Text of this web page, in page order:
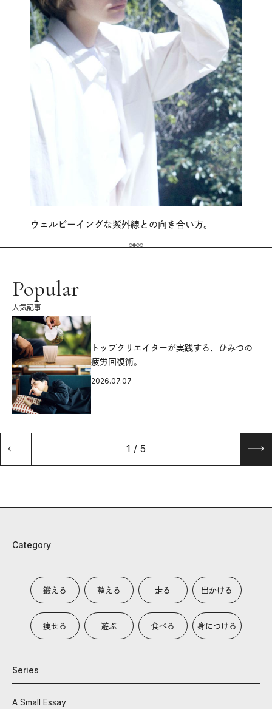
ウェルビーイングな紫外線との向き合い方。
Popular
人気記事
トップクリエイターが実践する、ひみつの
疲労回復術。
2026.07.07
1 / 5
Category
鍛える 整える 走る 出かける
痩せる 遊ぶ 食べる 身につける
Series
A Small Essay